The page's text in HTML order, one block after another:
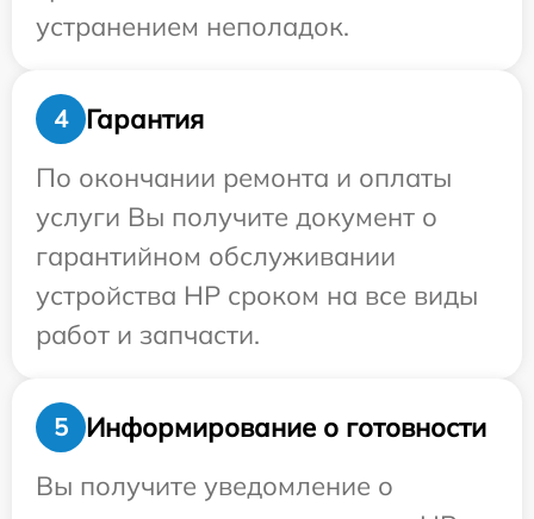
устранением неполадок.
4
Гарантия
По окончании ремонта и оплаты
услуги Вы получите документ о
гарантийном обслуживании
устройства HP сроком на все виды
работ и запчасти.
5
Информирование о готовности
Вы получите уведомление о